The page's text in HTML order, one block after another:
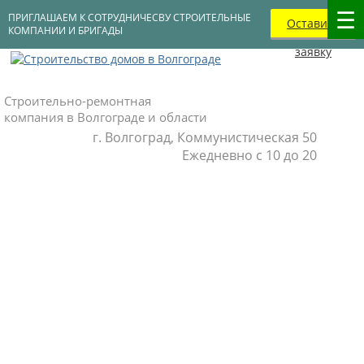
ПРИГЛАШАЕМ К СОТРУДНИЧЕСВУ СТРОИТЕЛЬНЫЕ
КОМПАНИИ И БРИГАДЫ
Оставить
заявку
Строительно-ремонтная
компания в Волгограде и области
г. Волгоград, Коммунистическая 50
Ежедневно с 10 до 20